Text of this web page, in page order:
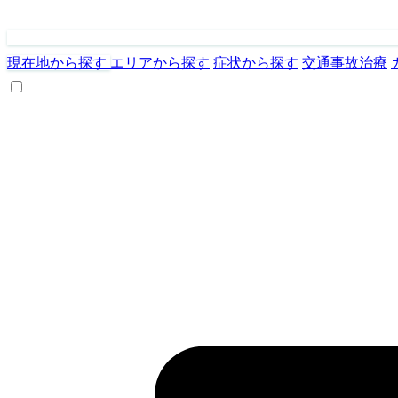
現在地から探す エリアから探す 症状から探す 交通事故治療